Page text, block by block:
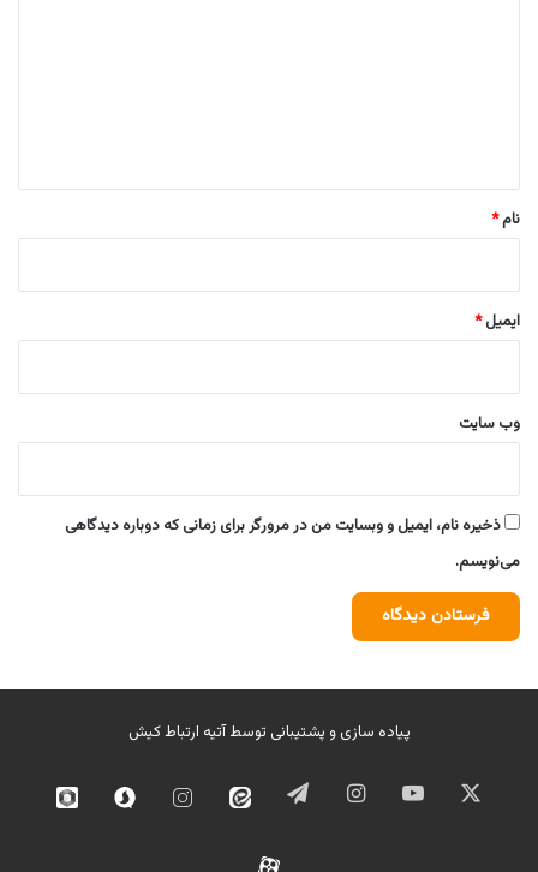
نام*
ایمیل*
وب‌ سایت
ذخیره نام، ایمیل و وبسایت من در مرورگر برای زمانی که دوباره دیدگاهی
می‌نویسم.
پیاده سازی و پشتیبانی توسطآتیه ارتباط کیش
ایکس یوتیوب اینستاگرامتلگرام ایتا
اینستاگرامسروش